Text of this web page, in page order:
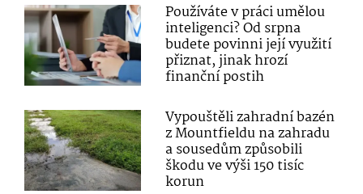
Používáte v práci umělou
inteligenci? Od srpna
budete povinni její využití
přiznat, jinak hrozí
finanční postih
Vypouštěli zahradní bazén
z Mountfieldu na zahradu
a sousedům způsobili
škodu ve výši 150 tisíc
korun